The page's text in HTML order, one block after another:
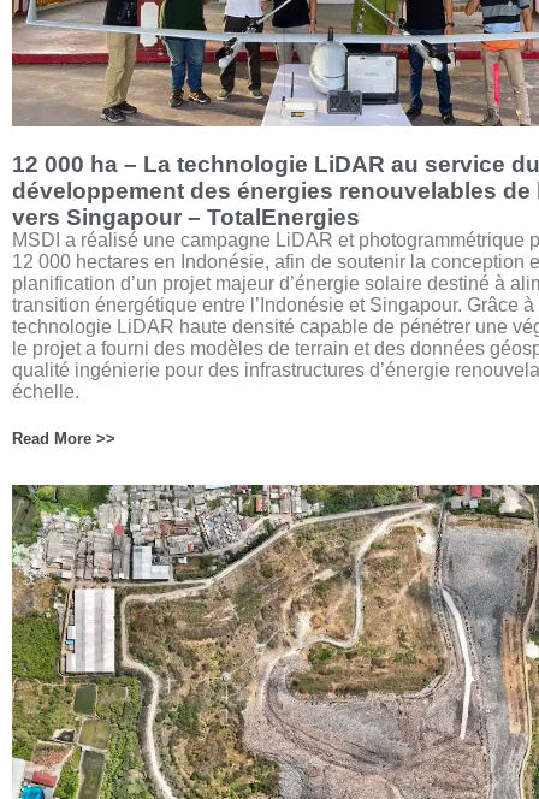
12 000 ha – La technologie LiDAR au service du
développement des énergies renouvelables de
vers Singapour – TotalEnergies
MSDI a réalisé une campagne LiDAR et photogrammétrique
12 000 hectares en Indonésie, afin de soutenir la conception
planification d’un projet majeur d’énergie solaire destiné à
transition énergétique entre l’Indonésie et Singapour. Grâce à
technologie LiDAR haute densité capable de pénétrer une
le projet a fourni des modèles de terrain et des données
qualité ingénierie pour des infrastructures d’énergie
échelle.
Read More >>